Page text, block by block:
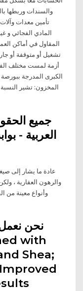
والسندات وربطها
تأمين معدات
المادي الفجائي و
المقاول في أماكن
تشغيل أو متوقفة أو
أزمة لمست مختلف
الكبرى المدرجة ببورصة
جميع
العربية -
عادة ما يشار إلى
والرهون العقارية ،
نحن
Shea;